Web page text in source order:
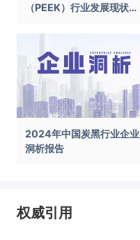
（PEEK）行业发展现状及
2024年中国炭黑行业企业
洞析报告
权威引用